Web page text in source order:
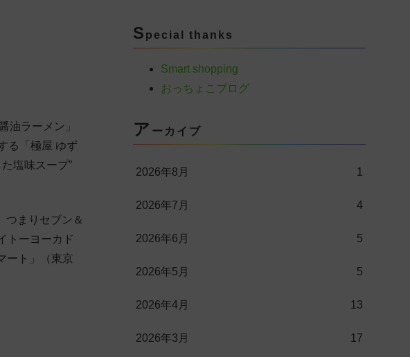
油ラーメン」
る「極屋 ゆず
塩味スープ”
つまりセブン＆
トーヨーカド
ート」（東京
S pecial thanks
Smart shopping
おっちょこブログ
ア ーカイブ
2026年8月 1
2026年7月 4
2026年6月 5
2026年5月 5
2026年4月 13
2026年3月 17